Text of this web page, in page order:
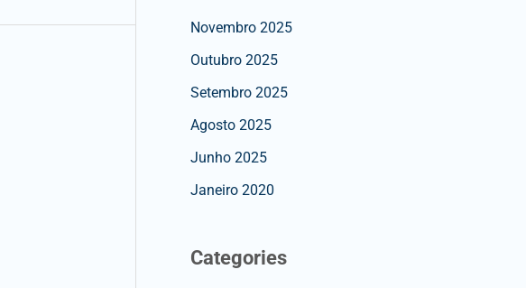
Novembro 2025
Outubro 2025
Setembro 2025
Agosto 2025
Junho 2025
Janeiro 2020
Categories